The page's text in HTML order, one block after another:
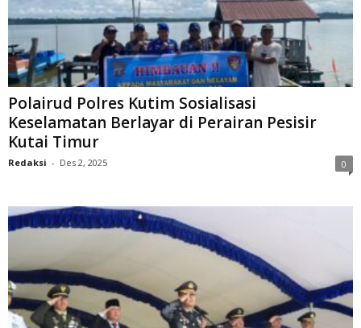
Polairud Polres Kutim Sosialisasi
Keselamatan Berlayar di Perairan Pesisir
Kutai Timur
Redaksi - Des 2, 2025 0